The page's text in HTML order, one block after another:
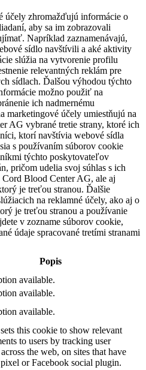
účely zhromažďujú informácie o
aby sa im zobrazovali
Napríklad zaznamenávajú,
sídlo navštívili a aké aktivity
slúžia na vytvorenie profilu
relevantných reklám pre
sídlach. Ďalšou výhodou týchto
možno použiť na
ich nadmernému
marketingové účely umiestňujú na
AG vybrané tretie strany, ktoré ich
ktorí navštívia webové sídla
s používaním súborov cookie
týchto poskytovateľov
pričom udelia svoj súhlas s ich
Blood Center AG, ale aj
je treťou stranou. Ďalšie
na reklamné účely, ako aj o
je treťou stranou a používanie
v zozname súborov cookie,
údaje spracované tretími stranami
Popis
available.
available.
available.
this cookie to show relevant
to users by tracking user
the web, on sites that have
or Facebook social plugin.